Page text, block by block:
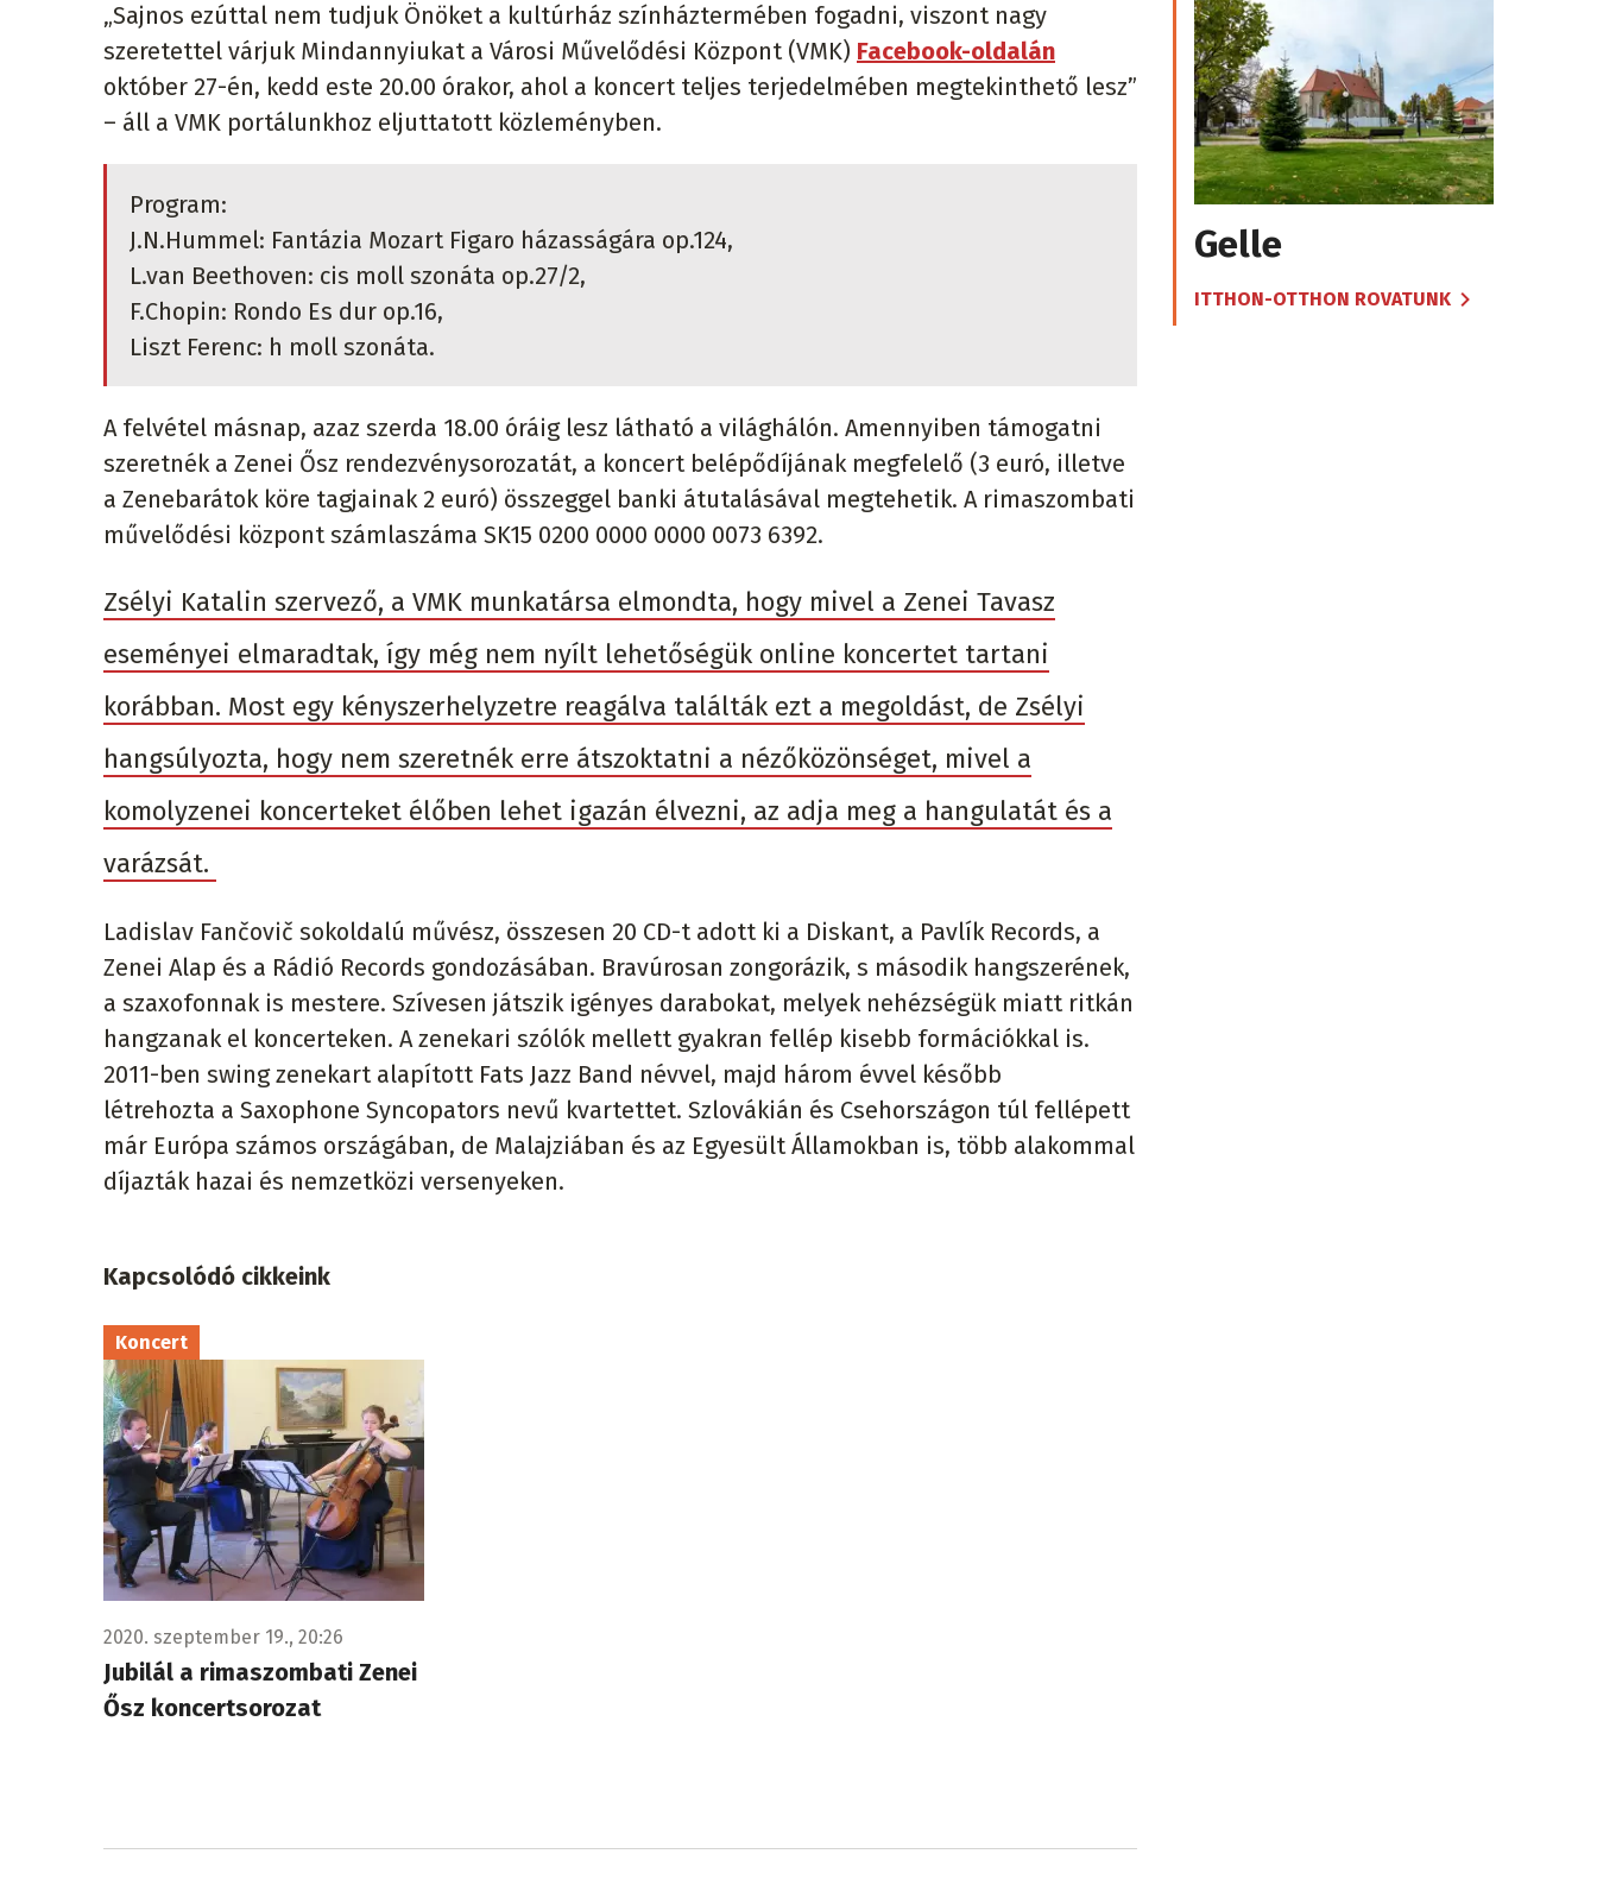
„Sajnos ezúttal nem tudjuk Önöket a kultúrház színháztermében fogadni, viszont nagy
szeretettel várjuk Mindannyiukat a Városi Művelődési Központ (VMK) Facebook-oldalán
október 27-én, kedd este 20.00 órakor, ahol a koncert teljes terjedelmében megtekinthető lesz”
– áll a VMK portálunkhoz eljuttatott közleményben.
Program:
J.N.Hummel: Fantázia Mozart Figaro házasságára op.124,
L.van Beethoven: cis moll szonáta op.27/2,
F.Chopin: Rondo Es dur op.16,
Liszt Ferenc: h moll szonáta.
A felvétel másnap, azaz szerda 18.00 óráig lesz látható a világhálón. Amennyiben támogatni
szeretnék a Zenei Ősz rendezvénysorozatát, a koncert belépődíjának megfelelő (3 euró, illetve
a Zenebarátok köre tagjainak 2 euró) összeggel banki átutalásával megtehetik. A rimaszombati
művelődési központ számlaszáma SK15 0200 0000 0000 0073 6392.
Zsélyi Katalin szervező, a VMK munkatársa elmondta, hogy mivel a Zenei Tavasz
eseményei elmaradtak, így még nem nyílt lehetőségük online koncertet tartani
korábban. Most egy kényszerhelyzetre reagálva találták ezt a megoldást, de Zsélyi
hangsúlyozta, hogy nem szeretnék erre átszoktatni a nézőközönséget, mivel a
komolyzenei koncerteket élőben lehet igazán élvezni, az adja meg a hangulatát és a
varázsát.
Ladislav Fančovič sokoldalú művész, összesen 20 CD-t adott ki a Diskant, a Pavlík Records, a
Zenei Alap és a Rádió Records gondozásában. Bravúrosan zongorázik, s második hangszerének,
a szaxofonnak is mestere. Szívesen játszik igényes darabokat, melyek nehézségük miatt ritkán
hangzanak el koncerteken. A zenekari szólók mellett gyakran fellép kisebb formációkkal is.
2011-ben swing zenekart alapított Fats Jazz Band névvel, majd három évvel később
létrehozta a Saxophone Syncopators nevű kvartettet. Szlovákián és Csehországon túl fellépett
már Európa számos országában, de Malajziában és az Egyesült Államokban is, több alakommal
díjazták hazai és nemzetközi versenyeken.
Kapcsolódó cikkeink
Koncert
2020. szeptember 19., 20:26
Jubilál a rimaszombati Zenei
Ősz koncertsorozat
Gelle
ITTHON-OTTHON ROVATUNK